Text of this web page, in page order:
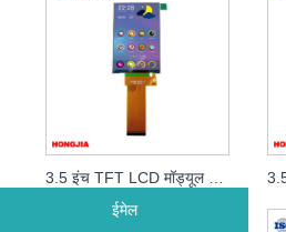
ईमेल